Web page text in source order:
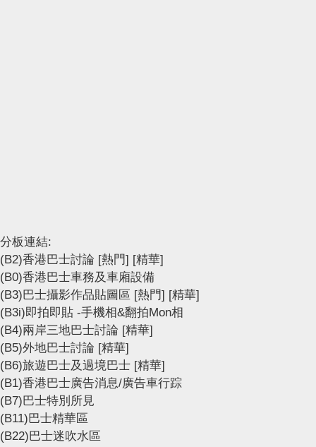
分板連結:
(B2)香港巴士討論 [熱門] [精華]
(B0)香港巴士車務及車廂設備
(B3)巴士攝影作品貼圖區 [熱門] [精華]
(B3i)即拍即貼 -手機相&翻拍Mon相
(B4)兩岸三地巴士討論 [精華]
(B5)外地巴士討論 [精華]
(B6)旅遊巴士及過境巴士 [精華]
(B1)香港巴士廣告消息/廣告車行踪
(B7)巴士特別所見
(B11)巴士精華區
(B22)巴士迷吹水區